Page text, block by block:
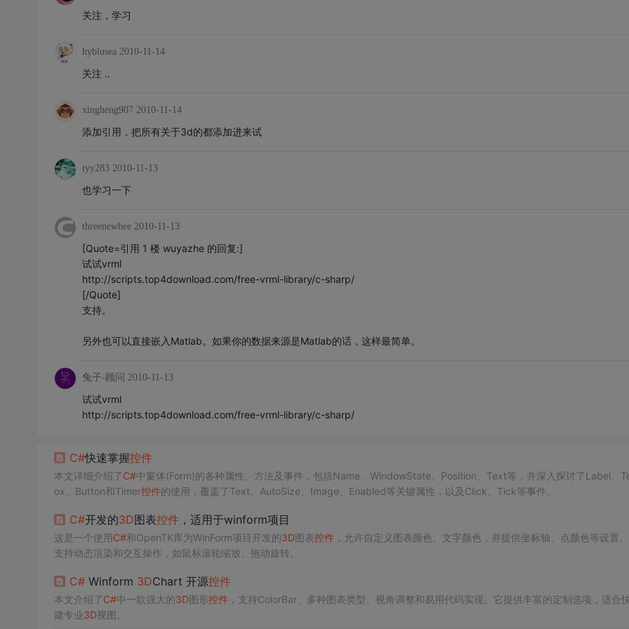
关注，学习
hyblusea 2010-11-14
关注 ..
xingheng907 2010-11-14
添加引用，把所有关于3d的都添加进来试
tyy283 2010-11-13
也学习一下
threenewbee 2010-11-13
[Quote=引用 1 楼 wuyazhe 的回复:]
试试vrml
http://scripts.top4download.com/free-vrml-library/c-sharp/
[/Quote]
支持。
另外也可以直接嵌入Matlab。如果你的数据来源是Matlab的话，这样最简单。
兔子-顾问 2010-11-13
试试vrml
http://scripts.top4download.com/free-vrml-library/c-sharp/
C#快速掌握控件
本文详细介绍了C#中窗体(Form)的各种属性、方法及事件，包括Name、WindowState、Position、Text等，并深入探讨了Label、
ox、Button和Timer控件的使用，覆盖了Text、AutoSize、Image、Enabled等关键属性，以及Click、Tick等事件。
C#开发的3D图表控件，适用于winform项目
这是一个使用C#和OpenTK库为WinForm项目开发的3D图表控件，允许自定义图表颜色、文字颜色，并提供坐标轴、点颜色等设置。
支持动态渲染和交互操作，如鼠标滚轮缩放、拖动旋转。
C#Winform 3DChart 开源控件
本文介绍了C#中一款强大的3D图形控件，支持ColorBar、多种图表类型、视角调整和易用代码实现。它提供丰富的定制选项，适合
建专业3D视图。